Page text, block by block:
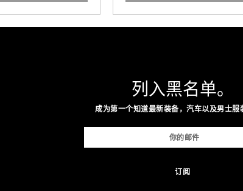
列入黑名单。
成为第一个知道最新装备，汽车以及男士服